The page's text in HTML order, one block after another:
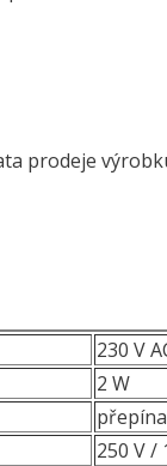
prodeje
230 V
2 W
250 V /